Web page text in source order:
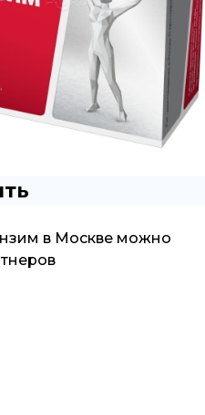
в Москве можно